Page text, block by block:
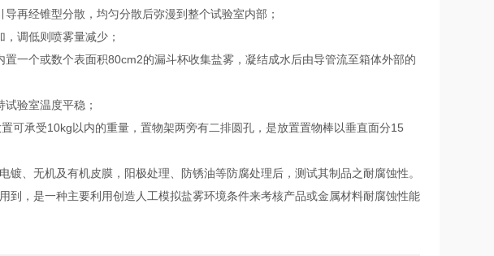
经锥型分散，均匀分散后弥漫到整个试验室内部；
调低则喷雾量减少；
个或数个表面积80cm2的漏斗杯收集盐雾，凝结成水后由导管流至箱体外部的
验室温度平稳；
承受10kg以内的重量，置物架两旁有二排圆孔，是放置置物棒以垂直面分15
、无机及有机皮膜，阳极处理、防锈油等防腐处理后，测试其制品之耐腐蚀性。
到，是一种主要利用创造人工模拟盐雾环境条件来考核产品或金属材料耐腐蚀性能